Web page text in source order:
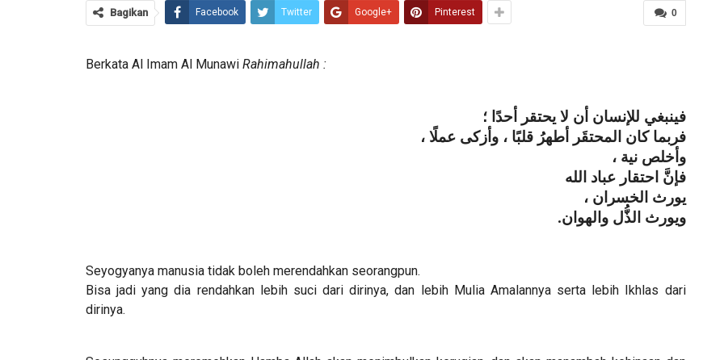
0
Bagikan Facebook Twitter Google+ Pinterest
Berkata Al Imam Al Munawi Rahimahullah :
فينبغي للإنسان أن لا يحتقر أحدًا ؛
فربما كان المحتقَر أطهرُ قلبًا ، وأزكى عملًا ،
وأخلص نية ،
فإنَّ احتقار عباد الله
يورث الخسران ،
ويورث الذُّل والهوان.
Seyogyanya manusia tidak boleh merendahkan seorangpun.
Bisa jadi yang dia rendahkan lebih suci dari dirinya, dan lebih Mulia Amalannya serta lebih Ikhlas dari
dirinya.